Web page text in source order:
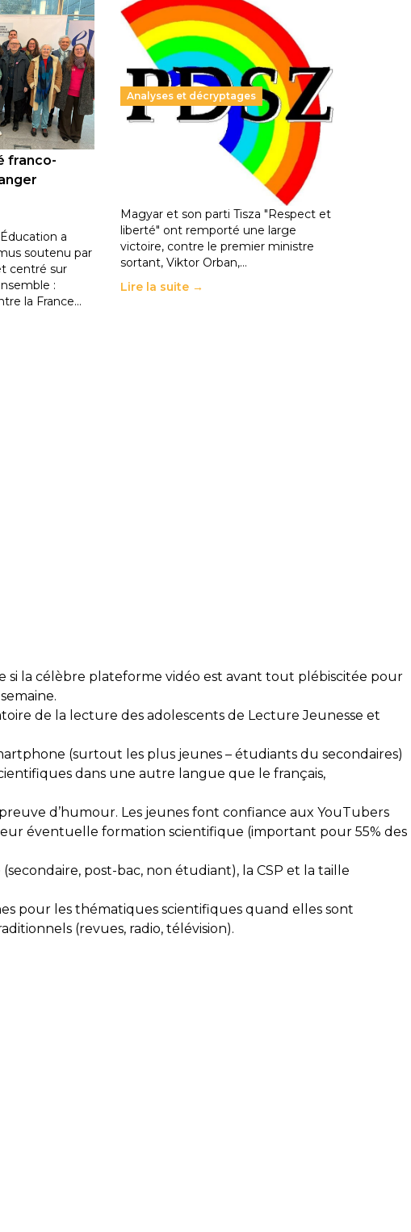
ensemble :
franco-
a
soutenu par
centré sur
:
la France…
Analyses et décryptages
Hongrie : du changement pour
les politiques éducatives, aussi !
En Hongrie, le conservateur Peter
Magyar et son parti Tisza "Respect et
liberté" ont remporté une large
victoire, contre le premier ministre
sortant, Viktor Orban,…
Lire la suite →
si la célèbre plateforme vidéo est avant tout plébiscitée pour
de la lecture des adolescents de Lecture Jeunesse et
(surtout les plus jeunes – étudiants du secondaires)
dans une autre langue que le français,
d’humour. Les jeunes font confiance aux YouTubers
éventuelle formation scientifique (important pour 55% des
post-bac, non étudiant), la CSP et la taille
pour les thématiques scientifiques quand elles sont
(revues, radio, télévision).